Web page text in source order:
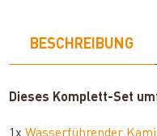
BESCHREIBUNG
Dieses Komplett-Set